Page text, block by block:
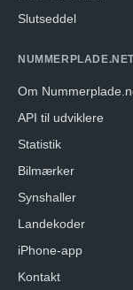
Slutseddel
Om
API til udviklere
Statistik
Bilmærker
Synshaller
Landekoder
iPhone-app
Kontakt